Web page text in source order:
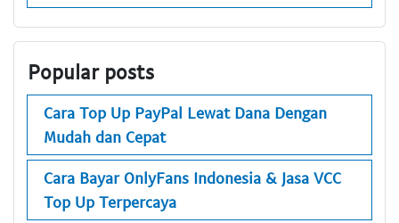
Popular posts
Cara Top Up PayPal Lewat Dana Dengan
Mudah dan Cepat
Cara Bayar OnlyFans Indonesia & Jasa VCC
Top Up Terpercaya